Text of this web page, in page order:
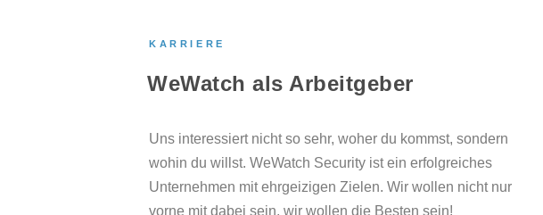
KARRIERE
WeWatch als Arbeitgeber
Uns inter­es­siert nicht so sehr, woher du kommst, sondern
wohin du willst. WeWatch Security ist ein erfolgreiches
Unternehmen mit ehrgeizigen Zielen. Wir wollen nicht nur
vorne mit dabei sein, wir wollen die Besten sein!